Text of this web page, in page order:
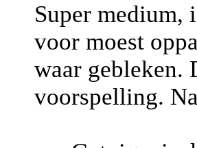
Super medium,
voor moest
waar gebleken.
voorspelling.